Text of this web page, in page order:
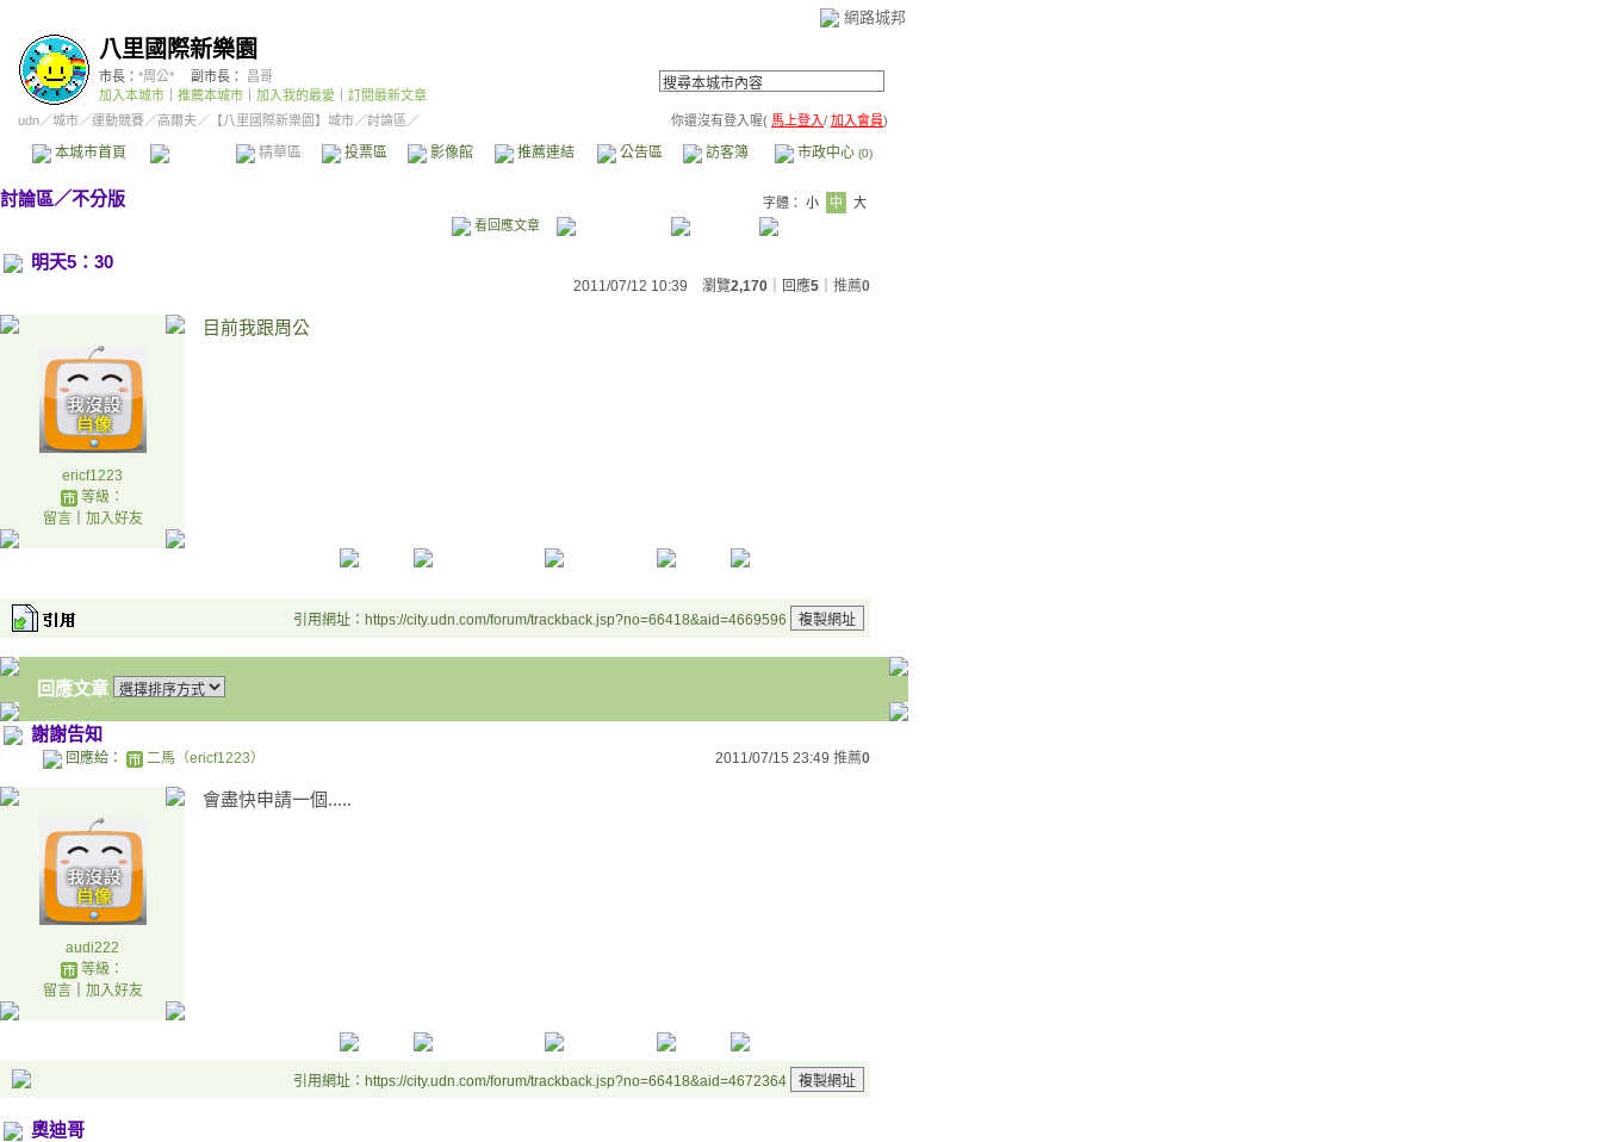
網路城邦
八里國際新樂園
市長： *周公* 副市長：
昌哥
加入本城市
推薦本城市 加入我的最愛
訂閱最新文章
udn／城市／運動競賽／高爾夫／ 【八里國際新樂園】城市／討論區／ 你還沒有登入喔( 馬上登入/ 加入會員)
本城市首頁 精華區 投票區 影像館 推薦連結 公告區 訪客簿 市政中心 (0)
討論區／不分版 字體： 小 中
大
看回應文章
明天5：30
2011/07/12 10:39 瀏覽2,170 ｜回應5 推薦0
ericf1223
等級：
留言｜ 加入好友
目前我跟周公
引用網址：https://city.udn.com/forum/trackback.jsp?no=66418&aid=4669596
回應文章
謝謝告知
回應給： 二馬（ericf1223） 2011/07/15 23:49 推薦0
audi222
等級：
留言｜ 加入好友
會盡快申請一個.....
引用網址：https://city.udn.com/forum/trackback.jsp?no=66418&aid=4672364
奧迪哥